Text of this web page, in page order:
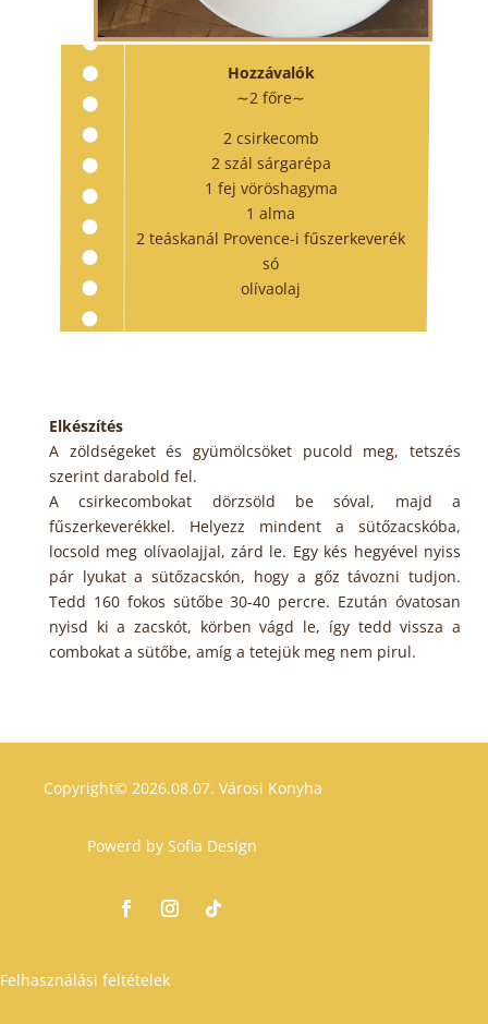
Hozzávalók
∼2 főre∼
2 csirkecomb
2 szál sárgarépa
1 fej vöröshagyma
1 alma
2 teáskanál Provence-i fűszerkeverék
só
olívaolaj
Elkészítés
A zöldségeket és gyümölcsöket pucold meg, tetszés
szerint darabold fel.
A csirkecombokat dörzsöld be sóval, majd a
fűszerkeverékkel. Helyezz mindent a sütőzacskóba,
locsold meg olívaolajjal, zárd le. Egy kés hegyével nyiss
pár lyukat a sütőzacskón, hogy a gőz távozni tudjon.
Tedd 160 fokos sütőbe 30-40 percre. Ezután óvatosan
nyisd ki a zacskót, körben vágd le, így tedd vissza a
combokat a sütőbe, amíg a tetejük meg nem pirul.
Copyright© 2026.08.07. Városi Konyha
Powerd by Sofia Design
Felhasználási feltételek